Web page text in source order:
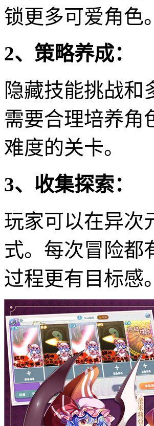
锁更多可爱角色。
2、策略养成：
隐藏技能挑战和
需要合理培养角
难度的关卡。
3、收集探索：
玩家可以在异次
式。每次冒险都
过程更有目标感。